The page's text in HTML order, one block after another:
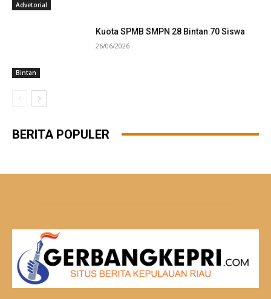
Advetorial
Bintan
Kuota SPMB SMPN 28 Bintan 70 Siswa
26/06/2026
BERITA POPULER